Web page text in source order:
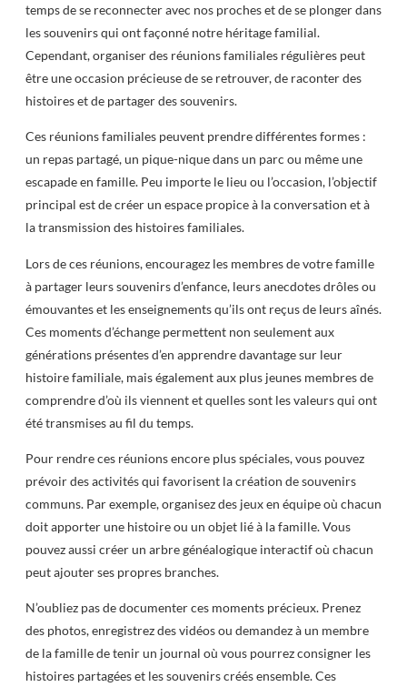
temps de se reconnecter avec nos proches et de se plonger dans
les souvenirs qui ont façonné notre héritage familial.
Cependant, organiser des réunions familiales régulières peut
être une occasion précieuse de se retrouver, de raconter des
histoires et de partager des souvenirs.
Ces réunions familiales peuvent prendre différentes formes :
un repas partagé, un pique-nique dans un parc ou même une
escapade en famille. Peu importe le lieu ou l’occasion, l’objectif
principal est de créer un espace propice à la conversation et à
la transmission des histoires familiales.
Lors de ces réunions, encouragez les membres de votre famille
à partager leurs souvenirs d’enfance, leurs anecdotes drôles ou
émouvantes et les enseignements qu’ils ont reçus de leurs aînés.
Ces moments d’échange permettent non seulement aux
générations présentes d’en apprendre davantage sur leur
histoire familiale, mais également aux plus jeunes membres de
comprendre d’où ils viennent et quelles sont les valeurs qui ont
été transmises au fil du temps.
Pour rendre ces réunions encore plus spéciales, vous pouvez
prévoir des activités qui favorisent la création de souvenirs
communs. Par exemple, organisez des jeux en équipe où chacun
doit apporter une histoire ou un objet lié à la famille. Vous
pouvez aussi créer un arbre généalogique interactif où chacun
peut ajouter ses propres branches.
N’oubliez pas de documenter ces moments précieux. Prenez
des photos, enregistrez des vidéos ou demandez à un membre
de la famille de tenir un journal où vous pourrez consigner les
histoires partagées et les souvenirs créés ensemble. Ces